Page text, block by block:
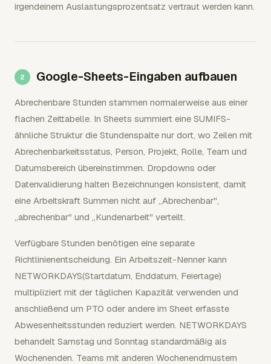
irgendeinem Auslastungsprozentsatz vertraut werden kann.
Google-Sheets-Eingaben aufbauen
Abrechenbare Stunden stammen normalerweise aus einer
flachen Zeittabelle. In Sheets summiert eine SUMIFS-
ähnliche Struktur die Stundenspalte nur dort, wo Zeilen mit
Abrechenbarkeitsstatus, Person, Projekt, Rolle, Team und
Datumsbereich übereinstimmen. Dropdowns oder
Datenvalidierung halten Bezeichnungen konsistent, damit
eine Arbeitskraft Summen nicht auf „Abrechenbar",
„abrechenbar" und „Kundenarbeit" verteilt.
Verfügbare Stunden benötigen eine separate
Richtlinienentscheidung. Ein Arbeitszeit-Nenner kann
NETWORKDAYS(Startdatum, Enddatum, Feiertage)
multipliziert mit der täglichen Kapazität verwenden und
anschließend um PTO oder andere im Sheet erfasste
Abwesenheitsstunden reduziert werden. NETWORKDAYS
behandelt Samstag und Sonntag standardmäßig als
Wochenenden. Teams mit anderen Wochenendmustern